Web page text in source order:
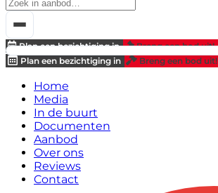
Plan een bezichtiging in Breng een bod uit!
Plan een bezichtiging in
Breng een bod uit!
Home
Media
In de buurt
Documenten
Aanbod
Over ons
Reviews
Contact